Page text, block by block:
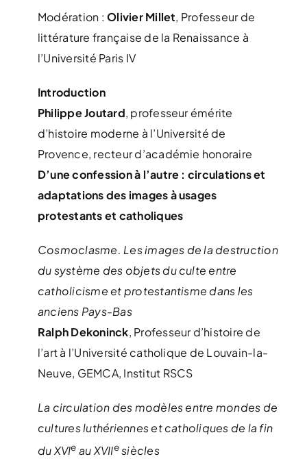
Modération :Olivier Millet, Professeur de
littérature française de la Renaissance à
l’Université Paris IV
Introduction
Philippe Joutard, professeur émérite
d’histoire moderne à l’Université de
Provence, recteur d’académie honoraire
D’une confession à l’autre : circulations et
adaptations des images à usages
protestants et catholiques
Cosmoclasme. Les images de la destruction
du système des objets du culte entre
catholicisme et protestantisme dans les
anciens Pays-Bas
Ralph Dekoninck, Professeur d’histoire de
l’art à l’Université catholique de Louvain-la-
Neuve, GEMCA, Institut RSCS
La circulation des modèles entre mondes de
cultures luthériennes et catholiques de la fin
du XVIe au XVIIesiècles